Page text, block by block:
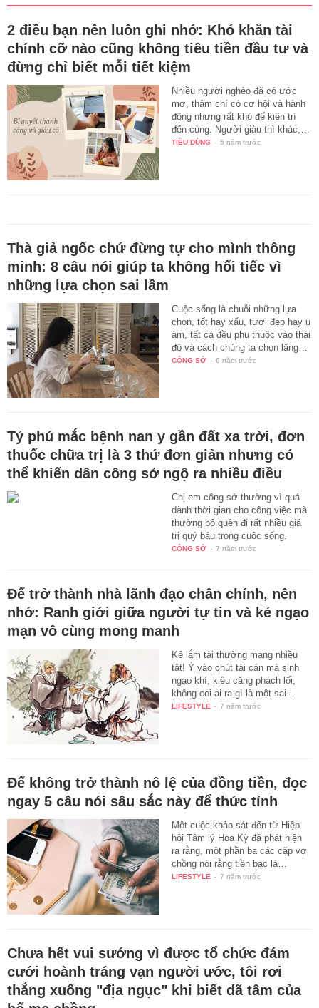
2 điều bạn nên luôn ghi nhớ: Khó khăn tài
chính cỡ nào cũng không tiêu tiền đầu tư và
đừng chỉ biết mỗi tiết kiệm
Nhiều người nghèo đã có ước
mơ, thậm chí có cơ hội và hành
động nhưng rất khó để kiên trì
đến cùng. Người giàu thì khác,…
TIÊU DÙNG - 5 năm trước
Thà giả ngốc chứ đừng tự cho mình thông
minh: 8 câu nói giúp ta không hối tiếc vì
những lựa chọn sai lầm
Cuộc sống là chuỗi những lựa
chọn, tốt hay xấu, tươi đẹp hay u
ám, tất cả đều phụ thuộc vào thái
độ và cách chúng ta chọn lăng…
CÔNG SỞ - 6 năm trước
Tỷ phú mắc bệnh nan y gần đất xa trời, đơn
thuốc chữa trị là 3 thứ đơn giản nhưng có
thể khiến dân công sở ngộ ra nhiều điều
Chị em công sở thường vì quá
dành thời gian cho công việc mà
thường bỏ quên đi rất nhiều giá
trị quý báu trong cuộc sống.
CÔNG SỞ - 7 năm trước
Để trở thành nhà lãnh đạo chân chính, nên
nhớ: Ranh giới giữa người tự tin và kẻ ngạo
mạn vô cùng mong manh
Kẻ lắm tài thường mang nhiều
tật! Ỷ vào chút tài cán mà sinh
ngạo khí, kiêu căng phách lối,
không coi ai ra gì là một sai…
LIFESTYLE - 7 năm trước
Để không trở thành nô lệ của đồng tiền, đọc
ngay 5 câu nói sâu sắc này để thức tỉnh
Một cuộc khảo sát đến từ Hiệp
hội Tâm lý Hoa Kỳ đã phát hiện
ra rằng, một phần ba các cặp vợ
chồng nói rằng tiền bạc là…
LIFESTYLE - 7 năm trước
Chưa hết vui sướng vì được tổ chức đám
cưới hoành tráng vạn người ước, tôi rơi
thẳng xuống "địa ngục" khi biết dã tâm của